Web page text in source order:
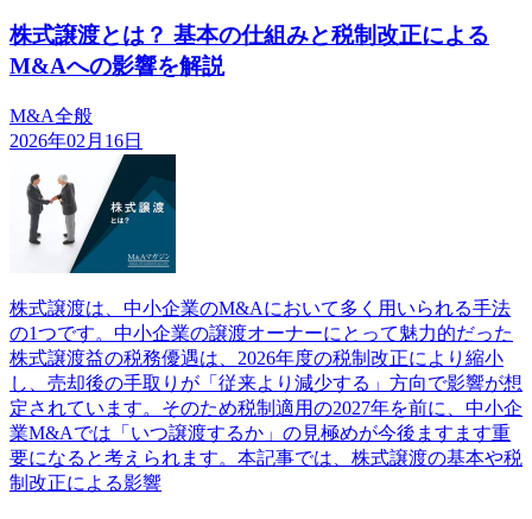
株式譲渡とは？ 基本の仕組みと税制改正による
M&Aへの影響を解説
M&A全般
2026年02月16日
株式譲渡は、中小企業のM&Aにおいて多く用いられる手法
の1つです。中小企業の譲渡オーナーにとって魅力的だった
株式譲渡益の税務優遇は、2026年度の税制改正により縮小
し、売却後の手取りが「従来より減少する」方向で影響が想
定されています。そのため税制適用の2027年を前に、中小企
業M&Aでは「いつ譲渡するか」の見極めが今後ますます重
要になると考えられます。本記事では、株式譲渡の基本や税
制改正による影響